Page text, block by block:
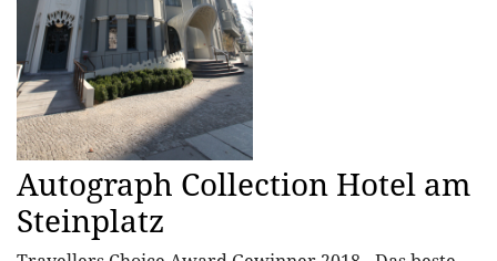
Autograph Collection Hotel am
Steinplatz